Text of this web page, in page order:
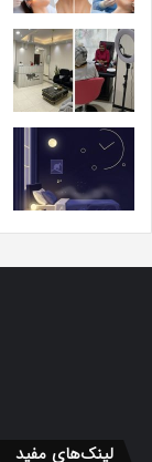
لینک‌های مفید